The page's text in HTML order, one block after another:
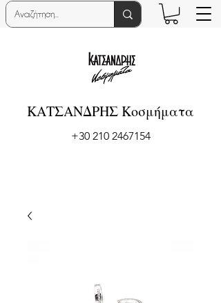
ΚΑΤΣΑΝΔΡΗΣ Κοσμήματα
+30 210 2467154